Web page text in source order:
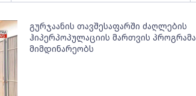
გურჯაანის თავშესაფარში ძაღლების
ჰიპერპოპულაციის მართვის პროგრამა
მიმდინარეობს